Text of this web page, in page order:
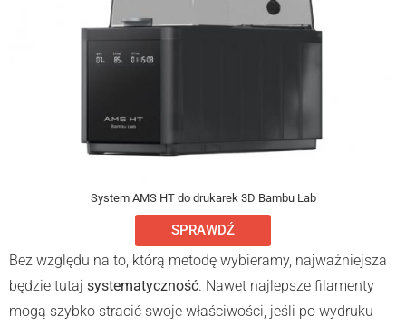
System AMS HT do drukarek 3D Bambu Lab
SPRAWDŹ
Bez względu na to, którą metodę wybieramy, najważniejsza
będzie tutaj systematyczność. Nawet najlepsze filamenty
mogą szybko stracić swoje właściwości, jeśli po wydruku